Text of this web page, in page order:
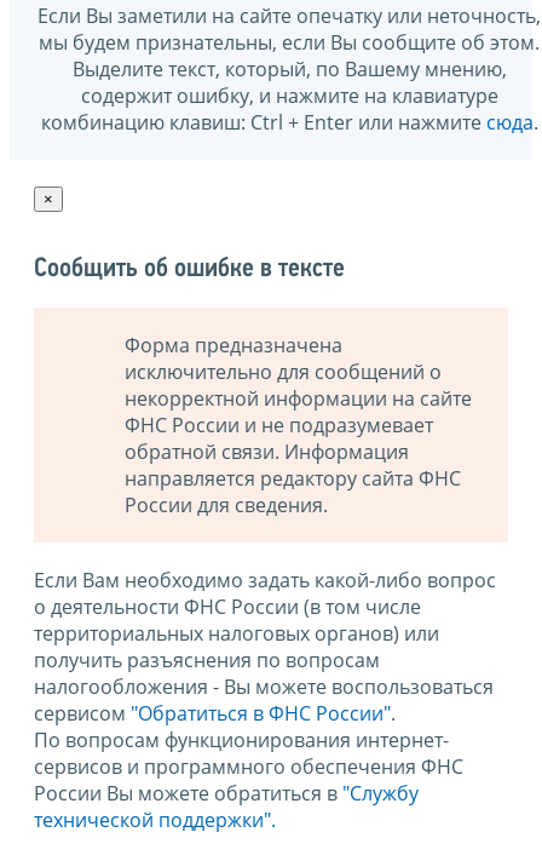
Если Вы заметили на сайте опечатку или неточность,
мы будем признательны, если Вы сообщите об этом.
Выделите текст, который, по Вашему мнению,
содержит ошибку, и нажмите на клавиатуре
комбинацию клавиш: Ctrl + Enter или нажмите сюда.
×
Сообщить об ошибке в тексте
Форма предназначена
исключительно для сообщений о
некорректной информации на сайте
ФНС России и не подразумевает
обратной связи. Информация
направляется редактору сайта ФНС
России для сведения.
Если Вам необходимо задать какой-либо вопрос
о деятельности ФНС России (в том числе
территориальных налоговых органов) или
получить разъяснения по вопросам
налогообложения - Вы можете воспользоваться
сервисом "Обратиться в ФНС России".
По вопросам функционирования интернет-
сервисов и программного обеспечения ФНС
России Вы можете обратиться в "Службу
технической поддержки".